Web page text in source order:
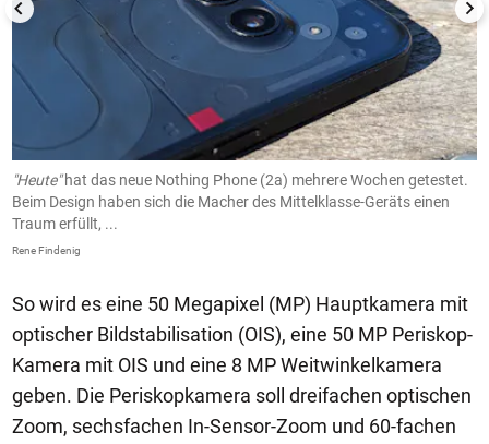
"Heute"hat das neue Nothing Phone (2a) mehrere Wochen getestet.
Beim Design haben sich die Macher des Mittelklasse-Geräts einen
Traum erfüllt, ...
Rene Findenig
So wird es eine 50 Megapixel (MP) Hauptkamera mit
optischer Bildstabilisation (OIS), eine 50 MP Periskop-
Kamera mit OIS und eine 8 MP Weitwinkelkamera
geben. Die Periskopkamera soll dreifachen optischen
Zoom, sechsfachen In-Sensor-Zoom und 60-fachen